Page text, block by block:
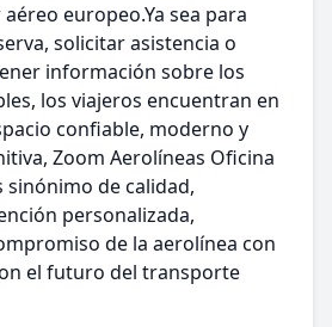
europeo.Ya sea para
solicitar asistencia o
información sobre los
los viajeros encuentran en
confiable, moderno y
Zoom Aerolíneas Oficina
sinónimo de calidad,
personalizada,
de la aerolínea con
el futuro del transporte